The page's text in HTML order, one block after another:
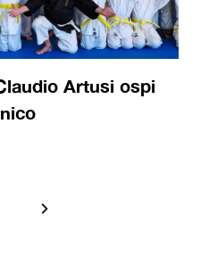
Artusi ospi